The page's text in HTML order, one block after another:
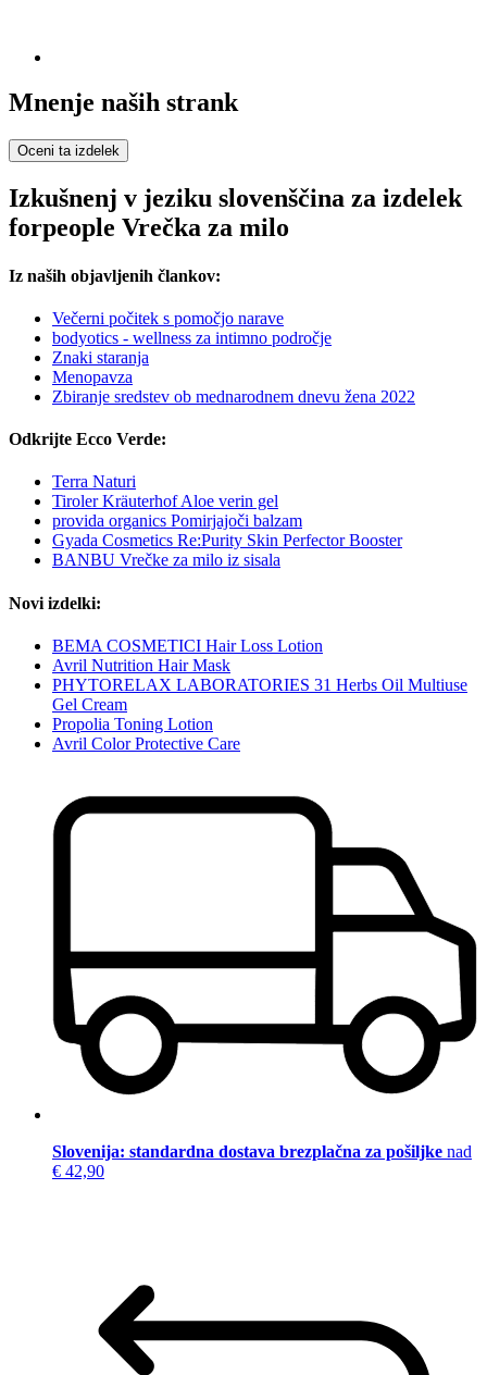
Mnenje naših strank
Oceni ta izdelek
Izkušnenj v jeziku slovenščina za izdelek
forpeople Vrečka za milo
Iz naših objavljenih člankov:
Večerni počitek s pomočjo narave
bodyotics - wellness za intimno področje
Znaki staranja
Menopavza
Zbiranje sredstev ob mednarodnem dnevu žena 2022
Odkrijte Ecco Verde:
Terra Naturi
Tiroler Kräuterhof Aloe verin gel
provida organics Pomirjajoči balzam
Gyada Cosmetics Re:Purity Skin Perfector Booster
BANBU Vrečke za milo iz sisala
Novi izdelki:
BEMA COSMETICI Hair Loss Lotion
Avril Nutrition Hair Mask
PHYTORELAX LABORATORIES 31 Herbs Oil Multiuse
Gel Cream
Propolia Toning Lotion
Avril Color Protective Care
Slovenija: standardna dostava brezplačna za pošiljke nad
€ 42,90